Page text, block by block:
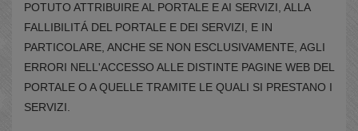
POTUTO ATTRIBUIRE AL PORTALE E AI SERVIZI, ALLA
FALLIBILITÁ DEL PORTALE E DEI SERVIZI, E IN
PARTICOLARE, ANCHE SE NON ESCLUSIVAMENTE, AGLI
ERRORI NELL'ACCESSO ALLE DISTINTE PAGINE WEB DEL
PORTALE O A QUELLE TRAMITE LE QUALI SI PRESTANO I
SERVIZI.